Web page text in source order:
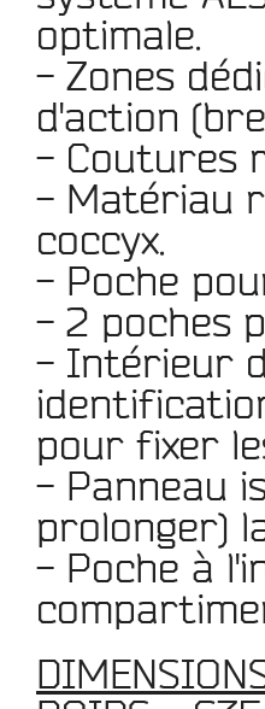
optimale.
- Zones
d'action
- Coutures
- Matériau
coccyx.
- Poche
- 2 poches
- Intérieur
pour fixer
- Panneau
prolonger)
- Poche à